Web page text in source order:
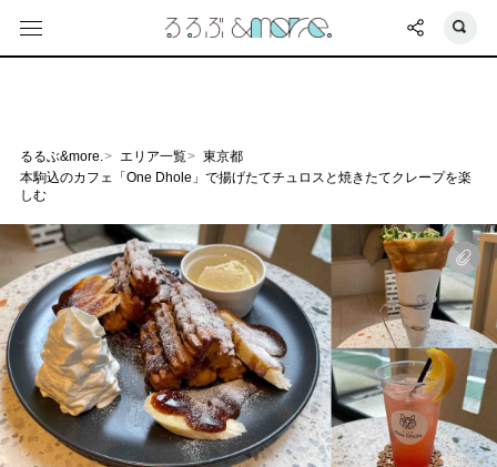
るるぶ&more. エリア一覧
東京都
本駒込のカフェ「One Dhole」で揚げたてチュロスと焼きたてクレープを楽
しむ